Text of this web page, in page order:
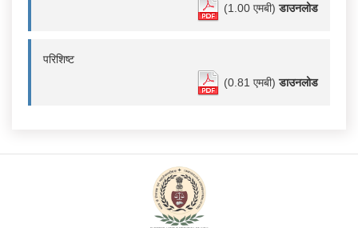
(1.00 एमबी)डाउनलोड
परिशिष्ट
(0.81 एमबी)डाउनलोड